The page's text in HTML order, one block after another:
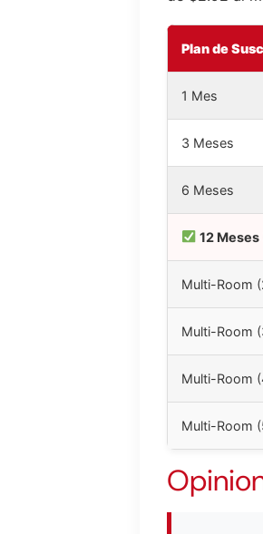
Plan de
1 Mes
3 Meses
6 Meses
12 Meses
Multi-Room
Multi-Room
Multi-Room
Multi-Room